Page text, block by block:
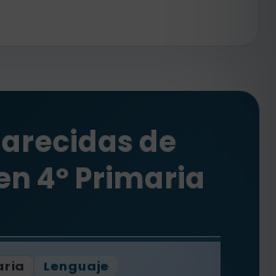
de
4º Primaria
Lenguaje